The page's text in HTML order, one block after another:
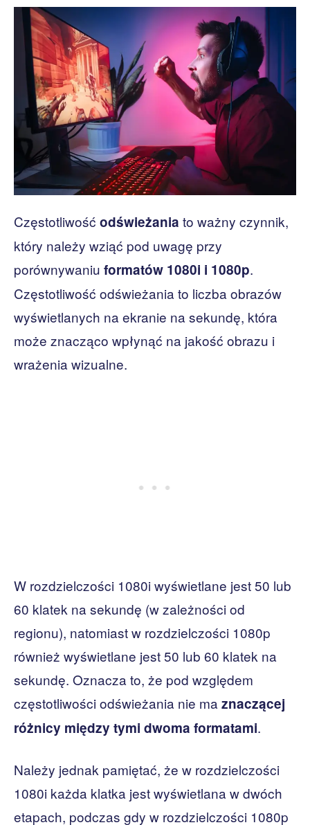
Częstotliwość odświeżania to ważny czynnik,
który należy wziąć pod uwagę przy
porównywaniu formatów 1080i i 1080p.
Częstotliwość odświeżania to liczba obrazów
wyświetlanych na ekranie na sekundę, która
może znacząco wpłynąć na jakość obrazu i
wrażenia wizualne.
W rozdzielczości 1080i wyświetlane jest 50 lub
60 klatek na sekundę (w zależności od
regionu), natomiast w rozdzielczości 1080p
również wyświetlane jest 50 lub 60 klatek na
sekundę. Oznacza to, że pod względem
częstotliwości odświeżania nie ma znaczącej
różnicy między tymi dwoma formatami.
Należy jednak pamiętać, że w rozdzielczości
1080i każda klatka jest wyświetlana w dwóch
etapach, podczas gdy w rozdzielczości 1080p